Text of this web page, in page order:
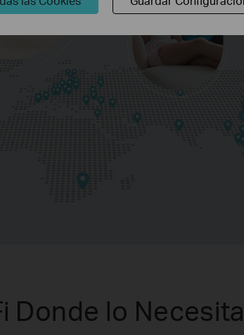
Donde lo Necesita